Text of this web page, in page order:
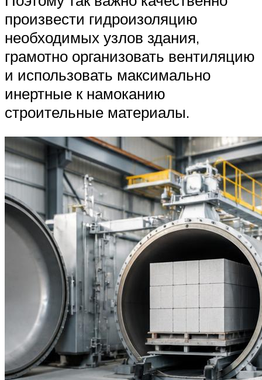
произвести гидроизоляцию
необходимых узлов здания,
грамотно организовать вентиляцию
и использовать максимально
инертные к намоканию
строительные материалы.